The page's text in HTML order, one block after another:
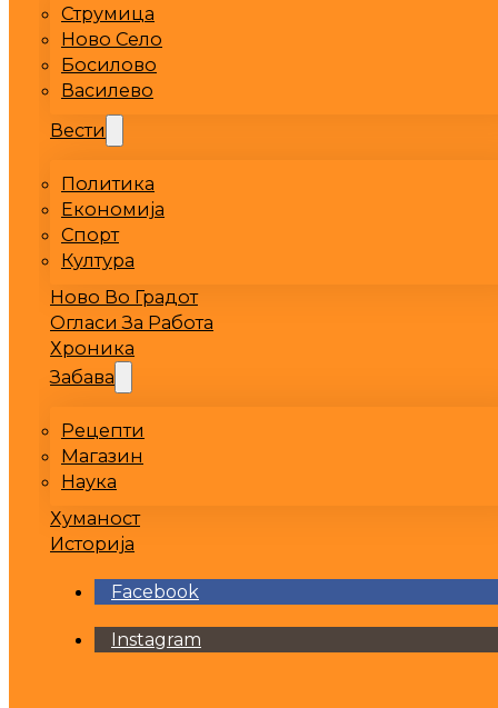
Струмица
Ново Село
Босилово
Василево
Вести
Политика
Економија
Спорт
Култура
Ново Во Градот
Огласи За Работа
Хроника
Забава
Рецепти
Магазин
Наука
Хуманост
Историја
Facebook
Instagram